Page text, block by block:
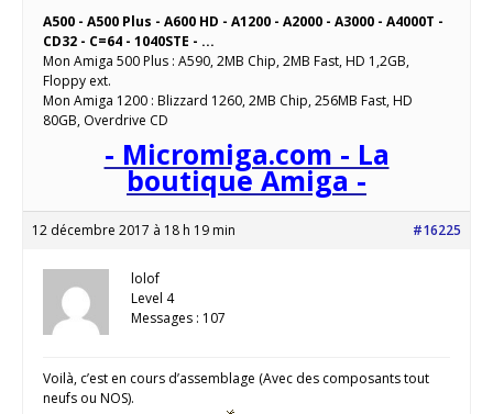
A500 - A500 Plus - A600 HD - A1200 - A2000 - A3000 - A4000T -
CD32 - C=64 - 1040STE - ...
Mon Amiga 500 Plus : A590, 2MB Chip, 2MB Fast, HD 1,2GB,
Floppy ext.
Mon Amiga 1200 : Blizzard 1260, 2MB Chip, 256MB Fast, HD
80GB, Overdrive CD
- Micromiga.com - La
boutique Amiga -
12 décembre 2017 à 18 h 19 min #16225
lolof
Level 4
Messages : 107
Voilà, c’est en cours d’assemblage (Avec des composants tout
neufs ou NOS).